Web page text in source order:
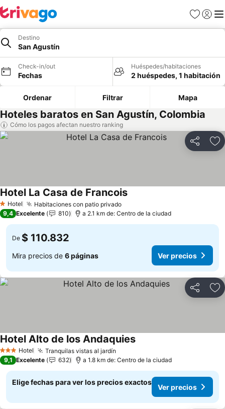
Favoritos
Iniciar
Destino
San Agustín
Check-in/out
Fechas
Huéspedes/habitaciones
2 huéspedes, 1 habitación
Ordenar Filtrar Mapa
Hoteles baratos en San Agustín, Colombia
Cómo los pagos afectan nuestro ranking
Compartir
1 Estrellas
Hotel Habitaciones con patio privadoVer precios
Hotel La Casa de FrancoisVer precios
9,4 Excelente 810 a 2.1 km de: Centro de la ciudad
De $ 110.832
Mira precios de 6 páginas Ver precios
Compartir
3 Estrellas
Hotel Tranquilas vistas al jardín
Hotel Alto de los AndaquiesVer precios
9,1 Excelente 632 a 1.8 km de: Centro de la ciudad
Elige fechas para ver los precios exactos
Ver precios